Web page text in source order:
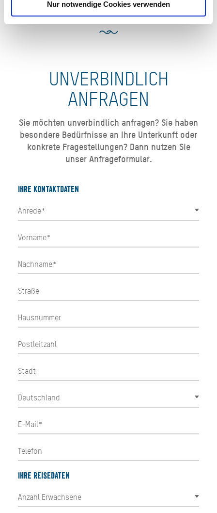
Nur notwendige Cookies verwenden
UNVERBINDLICH
ANFRAGEN
Sie möchten unverbindlich anfragen? Sie haben
besondere Bedürfnisse an Ihre Unterkunft oder
konkrete Fragestellungen? Dann nutzen Sie
unser Anfrageformular.
Ihre Kontaktdaten
Ihre Reisedaten